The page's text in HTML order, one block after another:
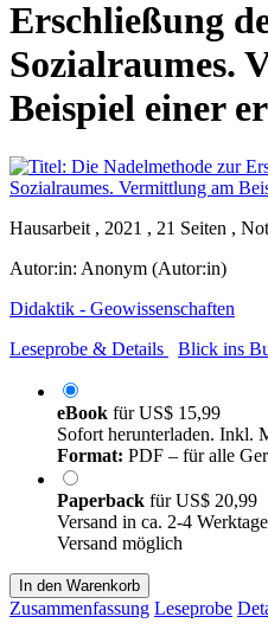
Erschließung
Sozialraumes.
Beispiel einer
Hausarbeit , 2021 , 21 Seiten ,
Autor:in: Anonym (Autor:in)
Didaktik - Geowissenschaften
Leseprobe & Details
Blick ins
eBook fürUS$ 15,99
Sofort herunterladen. Inkl.
Format: PDF – für alle
Paperback fürUS$ 20,99
Versand in ca. 2-4
Versand möglich
In den Warenkorb
Zusammenfassung Leseprobe